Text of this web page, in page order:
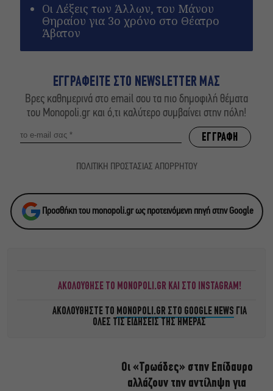
Οι Λέξεις των Άλλων, του Μάνου
Θηραίου για 3ο χρόνο στο Θέατρο
Άβατον
ΕΓΓΡΑΦΕΙΤΕ ΣΤΟ NEWSLETTER ΜΑΣ
Βρες καθημερινά στο email σου τα πιο δημοφιλή θέματα
του Monopoli.gr και ό,τι καλύτερο συμβαίνει στην πόλη!
ΠΟΛΙΤΙΚΗ ΠΡΟΣΤΑΣΙΑΣ ΑΠΟΡΡΗΤΟΥ
Προσθήκη του monopoli.gr ως προτεινόμενη πηγή στην Google
ΑΚΟΛΟΥΘΗΣΕ ΤΟ MONOPOLI.GR ΚΑΙ ΣΤΟ INSTAGRAM!
ΑΚΟΛΟΥΘΗΣΤΕ ΤΟ MONOPOLI.GR ΣΤΟ GOOGLE NEWS ΓΙΑ
ΟΛΕΣ ΤΙΣ ΕΙΔΗΣΕΙΣ ΤΗΣ ΗΜΕΡΑΣ
Οι «Τρωάδες» στην Επίδαυρο
αλλάζουν την αντίληψη για